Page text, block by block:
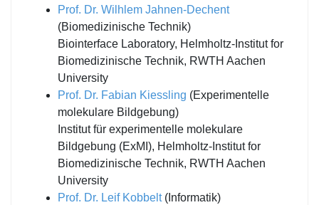
Prof. Dr. Wilhlem Jahnen-Dechent
(Biomedizinische Technik)
Biointerface Laboratory, Helmholtz-Institut for
Biomedizinische Technik, RWTH Aachen
University
Prof. Dr. Fabian Kiessling (Experimentelle
molekulare Bildgebung)
Institut für experimentelle molekulare
Bildgebung (ExMI), Helmholtz-Institut for
Biomedizinische Technik, RWTH Aachen
University
Prof. Dr. Leif Kobbelt(Informatik)